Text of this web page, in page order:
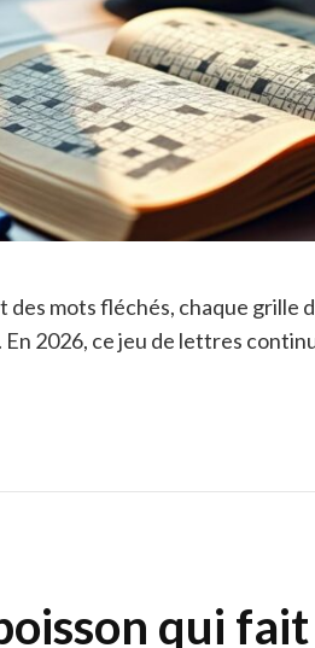
des mots fléchés, chaque grille
2026, ce jeu de lettres
qui